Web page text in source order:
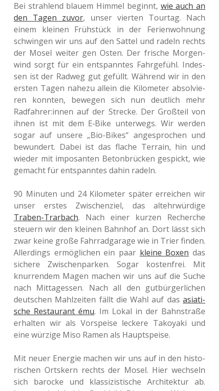
Bei strah­lend blauem Himmel beginnt, wie auch an
den Tagen zuvor, unser vier­ten Tour­tag. Nach
einem klei­nen Früh­stück in der Feri­en­woh­nung
schwin­gen wir uns auf den Sattel und radeln rechts
der Mosel weiter gen Osten. Der fri­sche Mor­gen­
wind sorgt für ein ent­spann­tes Fahr­ge­fühl. Indes­
sen ist der Radweg gut gefüllt. Wäh­rend wir in den
ersten Tagen nahezu allein die Kilo­me­ter absol­vie­
ren konn­ten, bewe­gen sich nun deut­lich mehr
Radfahrer:innen auf der Stre­cke. Der Groß­teil von
ihnen ist mit dem E‑Bike unter­wegs. Wir werden
sogar auf unsere „Bio-Bikes“ ange­spro­chen und
bewun­dert. Dabei ist das flache Ter­rain, hin und
wieder mit impo­san­ten Beton­brü­cken gespickt, wie
gemacht für ent­spann­tes dahin radeln.
90 Minu­ten und 24 Kilo­me­ter später errei­chen wir
unser erstes Zwi­schen­ziel, das alt­ehr­wür­di­ge
Traben-Trar­bach. Nach einer kurzen Recher­che
steu­ern wir den klei­nen Bahn­hof an. Dort lässt sich
zwar keine große Fahr­rad­ga­ra­ge wie in Trier finden.
Aller­dings ermög­li­chen ein paar kleine Boxen das
siche­re Zwi­schen­par­ken. Sogar kos­ten­frei. Mit
knur­ren­dem Magen machen wir uns auf die Suche
nach Mit­tag­essen. Nach all den gut­bür­ger­li­chen
deut­schen Mahl­zei­ten fällt die Wahl auf das asia­ti­
sche Restau­rant ému. Im Lokal in der Bahn­stra­ße
erhal­ten wir als Vor­spei­se lecke­re Tako­ya­ki und
eine wür­zi­ge Miso Ramen als Hauptspeise.
Mit neuer Ener­gie machen wir uns auf in den his­to­
ri­schen Orts­kern rechts der Mosel. Hier wech­seln
sich baro­cke und klas­si­zis­ti­sche Archi­tek­tur ab.